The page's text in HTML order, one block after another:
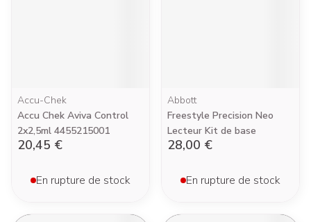
Accu-Chek
Accu Chek Aviva Control
2x2,5ml 4455215001
20,45 €
En rupture de stock
Abbott
Freestyle Precision Neo
Lecteur Kit de base
28,00 €
En rupture de stock